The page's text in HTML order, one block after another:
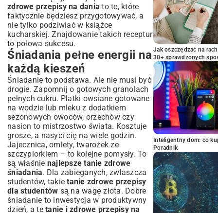
zdrowe przepisy na dania to te, które
faktycznie będziesz przygotowywać, a
nie tylko podziwiać w książce
kucharskiej. Znajdowanie takich receptur
to połowa sukcesu.
Śniadania pełne energii na
każdą kieszeń
Śniadanie to podstawa. Ale nie musi być
drogie. Zapomnij o gotowych granolach
pełnych cukru. Płatki owsiane gotowane
na wodzie lub mleku z dodatkiem
sezonowych owoców, orzechów czy
nasion to mistrzostwo świata. Kosztuje
grosze, a nasyci cię na wiele godzin.
Jajecznica, omlety, twarożek ze
szczypiorkiem – to kolejne pomysły. To
są właśnie najlepsze tanie zdrowe
śniadania. Dla zabieganych, zwłaszcza
studentów, takietanie zdrowe przepisy
dla studentów są na wagę złota. Dobre
śniadanie to inwestycja w produktywny
dzień, a te tanie i zdrowe przepisy na
Jak oszczędzać na
30+ sprawdzonych
Inteligentny dom: co
Poradnik